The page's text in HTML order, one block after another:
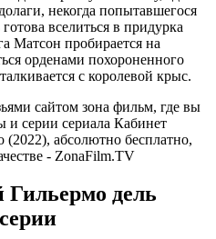
некогда попытавшегося
вселиться в придурка
Матсон пробирается на
орденами похороненного
с королевой крыс.
сайтом зона фильм, где вы
и серии сериала Кабинет
(2022), абсолютно бесплатно,
- ZonaFilm.TV
Гильермо дель